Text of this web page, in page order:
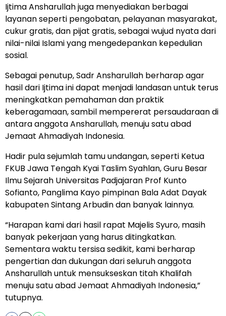
Ijtima Ansharullah juga menyediakan berbagai
layanan seperti pengobatan, pelayanan masyarakat,
cukur gratis, dan pijat gratis, sebagai wujud nyata dari
nilai-nilai Islami yang mengedepankan kepedulian
sosial.
Sebagai penutup, Sadr Ansharullah berharap agar
hasil dari Ijtima ini dapat menjadi landasan untuk terus
meningkatkan pemahaman dan praktik
keberagamaan, sambil mempererat persaudaraan di
antara anggota Ansharullah, menuju satu abad
Jemaat Ahmadiyah Indonesia.
Hadir pula sejumlah tamu undangan, seperti Ketua
FKUB Jawa Tengah Kyai Taslim Syahlan, Guru Besar
Ilmu Sejarah Universitas Padjajaran Prof Kunto
Sofianto, Panglima Kayo pimpinan Bala Adat Dayak
kabupaten Sintang Arbudin dan banyak lainnya.
“Harapan kami dari hasil rapat Majelis Syuro, masih
banyak pekerjaan yang harus ditingkatkan.
Sementara waktu tersisa sedikit, kami berharap
pengertian dan dukungan dari seluruh anggota
Ansharullah untuk mensukseskan titah Khalifah
menuju satu abad Jemaat Ahmadiyah Indonesia,”
tutupnya.